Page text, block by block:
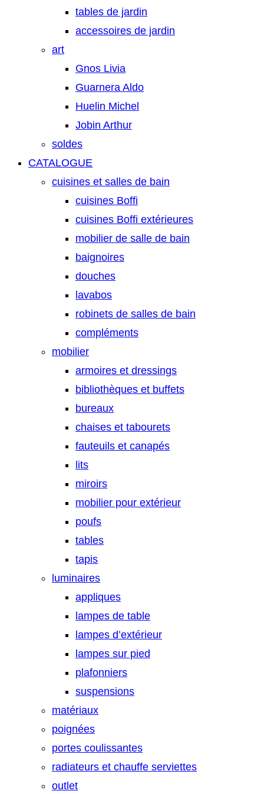
tables de jardin
accessoires de jardin
art
Gnos Livia
Guarnera Aldo
Huelin Michel
Jobin Arthur
soldes
CATALOGUE
cuisines et salles de bain
cuisines Boffi
cuisines Boffi extérieures
mobilier de salle de bain
baignoires
douches
lavabos
robinets de salles de bain
compléments
mobilier
armoires et dressings
bibliothèques et buffets
bureaux
chaises et tabourets
fauteuils et canapés
lits
miroirs
mobilier pour extérieur
poufs
tables
tapis
luminaires
appliques
lampes de table
lampes d’extérieur
lampes sur pied
plafonniers
suspensions
matériaux
poignées
portes coulissantes
radiateurs et chauffe serviettes
outlet